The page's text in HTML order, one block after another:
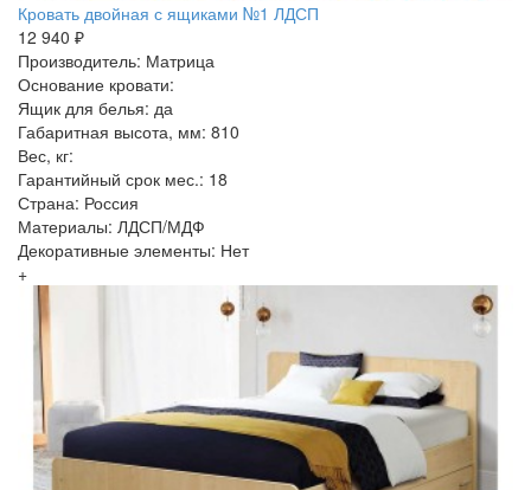
Кровать двойная с ящиками №1 ЛДСП
12 940 ₽
Производитель: Матрица
Основание кровати:
Ящик для белья: да
Габаритная высота, мм: 810
Вес, кг:
Гарантийный срок мес.: 18
Страна: Россия
Материалы: ЛДСП/МДФ
Декоративные элементы: Нет
+